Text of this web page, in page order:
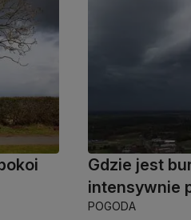
Gdzie jest
intensywnie
POGODA